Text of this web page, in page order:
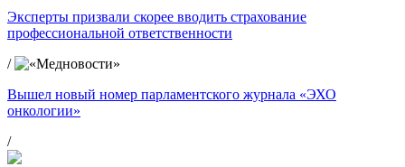
Эксперты призвали скорее вводить страхование
профессиональной ответственности
/
Вышел новый номер парламентского журнала «ЭХО
онкологии»
/